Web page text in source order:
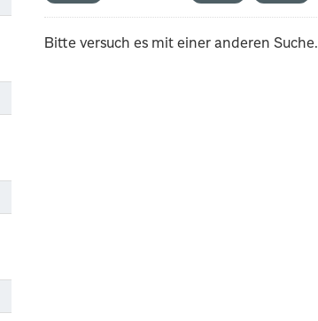
Bitte versuch es mit einer anderen Suche.